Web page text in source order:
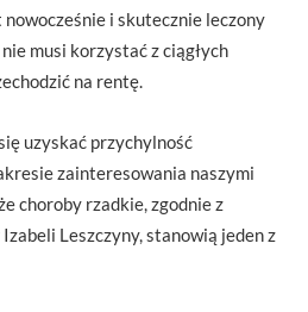
i skutecznie leczony
musi korzystać z ciągłych
na rentę.
uzyskać przychylność
zainteresowania naszymi
choroby rzadkie, zgodnie z
Leszczyny, stanowią jeden z